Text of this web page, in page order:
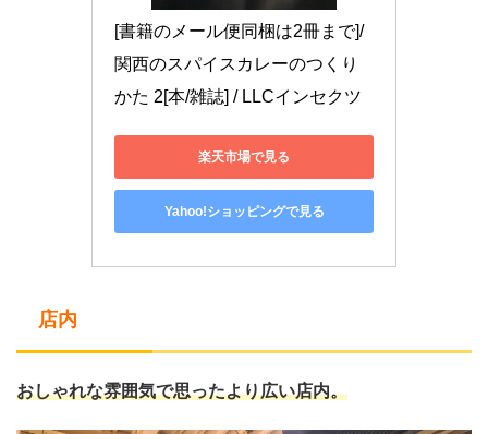
[書籍のメール便同梱は2冊まで]/
関西のスパイスカレーのつくり
かた 2[本/雑誌] / LLCインセクツ
楽天市場で見る
Yahoo!ショッピングで見る
店内
おしゃれな雰囲気で思ったより広い店内。